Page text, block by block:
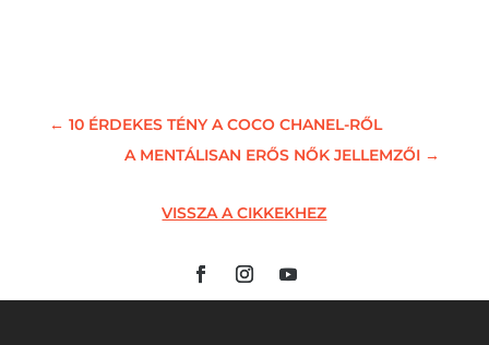
← 10 ÉRDEKES TÉNY A COCO CHANEL-RŐL
A MENTÁLISAN ERŐS NŐK JELLEMZŐI →
VISSZA A CIKKEKHEZ